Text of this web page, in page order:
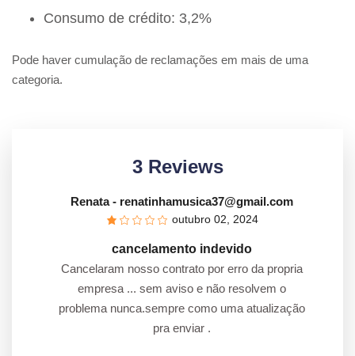
Consumo de crédito: 3,2%
Pode haver cumulação de reclamações em mais de uma
categoria.
3 Reviews
Renata- renatinhamusica37@gmail.com
outubro 02, 2024
cancelamento indevido
Cancelaram nosso contrato por erro da propria
empresa ... sem aviso e não resolvem o
problema nunca.sempre como uma atualização
pra enviar .